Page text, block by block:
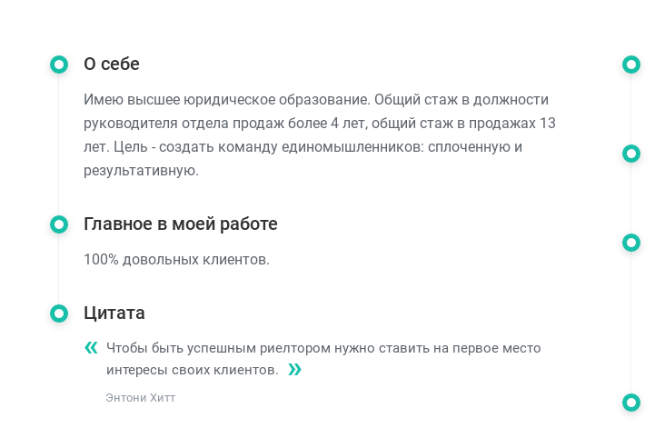
О себе
Имею высшее юридическое образование. Общий стаж в должности
руководителя отдела продаж более 4 лет, общий стаж в продажах 13
лет. Цель - создать команду единомышленников: сплоченную и
результативную.
Главное в моей работе
100% довольных клиентов.
Цитата
Чтобы быть успешным риелтором нужно ставить на первое место
интересы своих клиентов.
Энтони Хитт